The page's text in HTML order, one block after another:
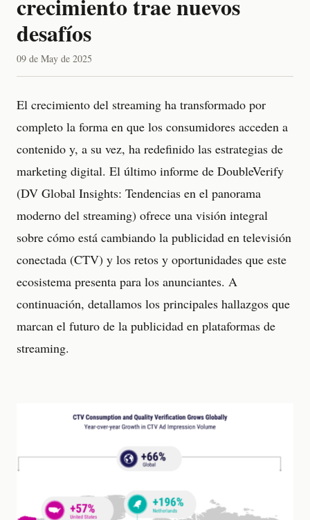
desafíos
09 de May de 2025
El crecimiento del streaming ha transformado por
completo la forma en que los consumidores acceden a
contenido y, a su vez, ha redefinido las estrategias de
marketing digital. El último informe de DoubleVerify
(DV Global Insights: Tendencias en el panorama
moderno del streaming) ofrece una visión integral
sobre cómo está cambiando la publicidad en televisión
conectada (CTV) y los retos y oportunidades que este
ecosistema presenta para los anunciantes. A
continuación, detallamos los principales hallazgos que
marcan el futuro de la publicidad en plataformas de
streaming.